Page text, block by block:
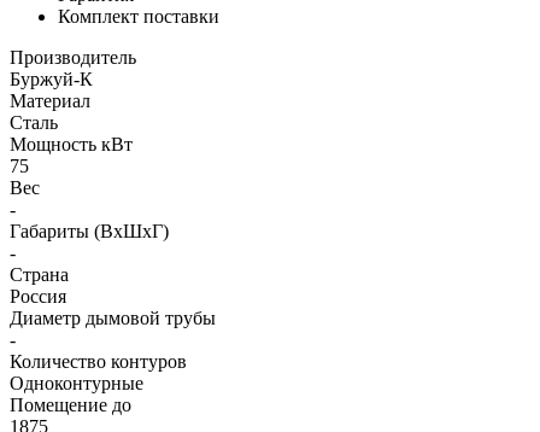
Комплект поставки
Производитель
Буржуй-К
Материал
Сталь
Мощность кВт
75
Вес
-
Габариты (ВхШхГ)
-
Страна
Россия
Диаметр дымовой трубы
-
Количество контуров
Одноконтурные
Помещение до
1875